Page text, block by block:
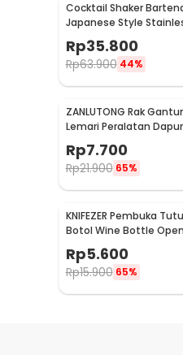
Cocktail Shaker
Japanese Style
Steel 200ml
Rp35.800
Rp63.900 44%
ZANLUTONG Rak
Lemari Peralatan
Rp7.700
Rp21.900 65%
KNIFEZER Pembuka
Botol Wine Bottle
Stainless Steel - WS01
Rp5.600
Rp15.900 65%